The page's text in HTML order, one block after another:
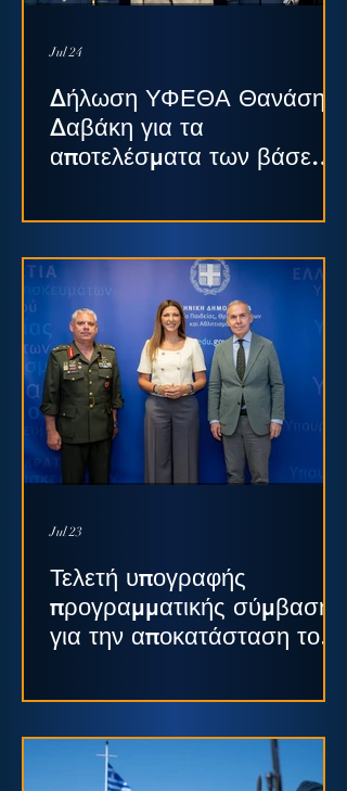
Δήλωση ΥΦΕΘΑ Θανάση
Δαβάκη για τα
αποτελέσματα των βάσεων
Στρατιωτικές Σχολές
Jul 24
Τελετή υπογραφής
προγραμματικής σύμβασης
για την αποκατάσταση του
παλαιού πρωτοδικείου
Jul 23